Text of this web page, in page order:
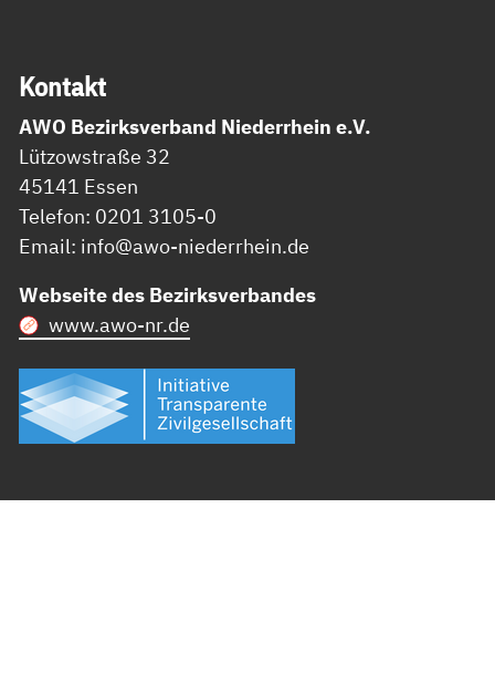
Kon­takt
AWO Bezirksverband Niederrhein e.V.
Lützowstraße 32
45141 Essen
Telefon: 0201 3105-0
Email: info@awo-niederrhein.de
Webseite des Bezirksverbandes
www.awo-nr.de